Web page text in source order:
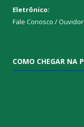
Eletrônico:
Fale Conosco /
COMO CHEGAR NA